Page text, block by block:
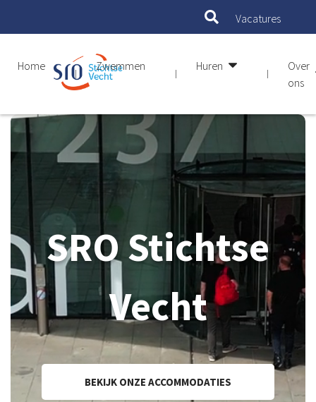
Vacatures
Home Zwemmen Huren
Over
ons
SRO Stichtse
Vecht
BEKIJK ONZE ACCOMMODATIES